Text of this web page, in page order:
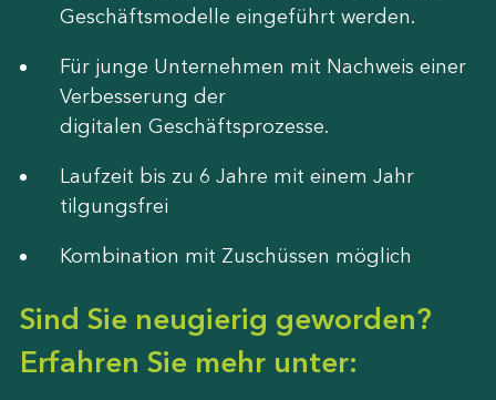
Geschäftsmodelle eingeführt werden.
Für junge Unternehmen mit Nachweis einer
Verbesserung der
digitalen Geschäftsprozesse.
Laufzeit bis zu 6 Jahre mit einem Jahr
tilgungsfrei
Kombination mit Zuschüssen möglich
Sind Sie neugierig geworden?
Erfahren Sie mehr unter: